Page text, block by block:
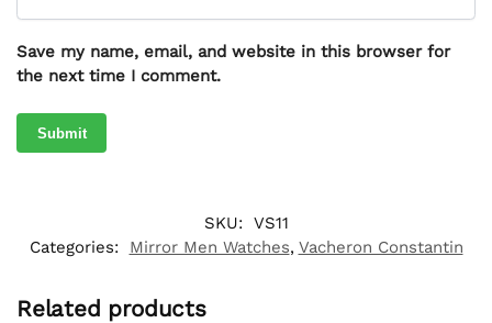
Save my name, email, and website in this browser for
the next time I comment.
SKU: VS11
Categories:
Mirror Men Watches, Vacheron Constantin
Related products